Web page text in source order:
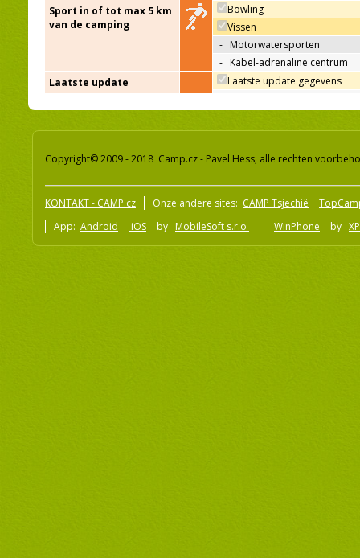
Sport in of tot max 5 km
van de camping
Bowling
Vissen
- Motorwatersporten
- Kabel-adrenaline centrum
Laatste update
Laatste update gegevens
Copyright© 2009 - 2018 Camp.cz - Pavel Hess, alle rechten
KONTAKT - CAMP.cz Onze andere sites: CAMP Tsjechië
App: Android iOS by MobileSoft s.r.o WinPhone by